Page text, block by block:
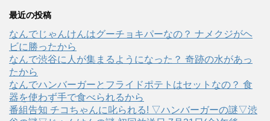
最近の投稿
なんでじゃんけんはグーチョキパーなの？ ナメクジがヘ
ビに勝ったから
なんで渋谷に人が集まるようになった？ 奇跡の水があっ
たから
なんでハンバーガーとフライドポテトはセットなの？ 食
器を使わず手で食べられるから
番組告知 チコちゃんに叱られる! ▽ハンバーガーの謎▽渋